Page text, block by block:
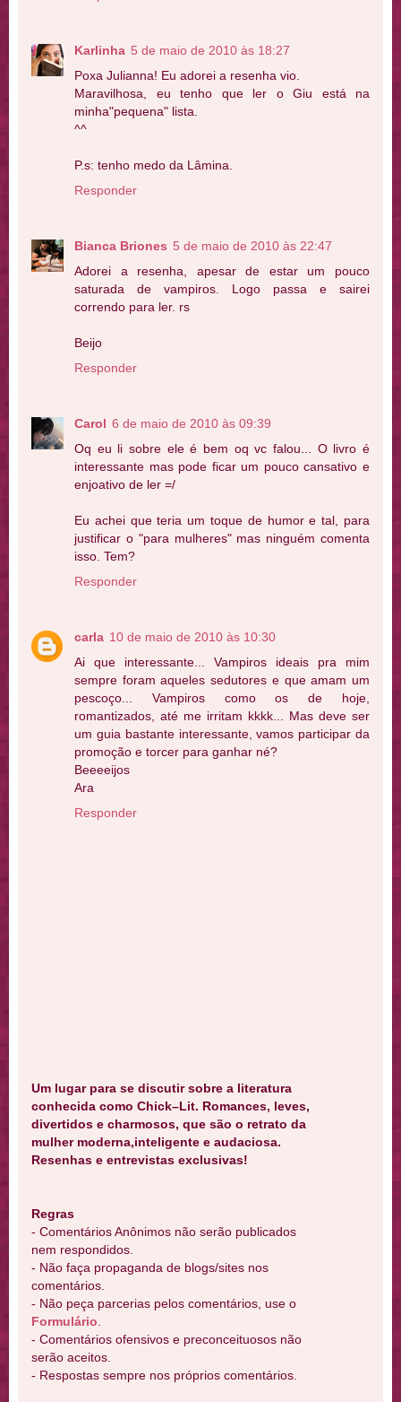
Karlinha 5 de maio de 2010 às 18:27
Poxa Julianna! Eu adorei a resenha vio.
Maravilhosa, eu tenho que ler o Giu está na
minha"pequena" lista.
^^
P.s: tenho medo da Lâmina.
Responder
Bianca Briones 5 de maio de 2010 às 22:47
Adorei a resenha, apesar de estar um pouco
saturada de vampiros. Logo passa e sairei
correndo para ler. rs
Beijo
Responder
Carol 6 de maio de 2010 às 09:39
Oq eu li sobre ele é bem oq vc falou... O livro é
interessante mas pode ficar um pouco cansativo e
enjoativo de ler =/
Eu achei que teria um toque de humor e tal, para
justificar o "para mulheres" mas ninguém comenta
isso. Tem?
Responder
carla 10 de maio de 2010 às 10:30
Ai que interessante... Vampiros ideais pra mim
sempre foram aqueles sedutores e que amam um
pescoço... Vampiros como os de hoje,
romantizados, até me irritam kkkk... Mas deve ser
um guia bastante interessante, vamos participar da
promoção e torcer para ganhar né?
Beeeeijos
Ara
Responder
Um lugar para se discutir sobre a literatura
conhecida como Chick–Lit. Romances, leves,
divertidos e charmosos, que são o retrato da
mulher moderna,inteligente e audaciosa.
Resenhas e entrevistas exclusivas!
Regras
- Comentários Anônimos não serão publicados
nem respondidos.
- Não faça propaganda de blogs/sites nos
comentários.
- Não peça parcerias pelos comentários, use o
Formulário.
- Comentários ofensivos e preconceituosos não
serão aceitos.
- Respostas sempre nos próprios comentários.